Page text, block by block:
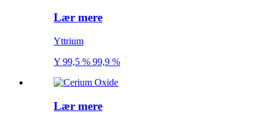
Lær mere
Yttrium
Y 99,5 % 99,9 %
Lær mere